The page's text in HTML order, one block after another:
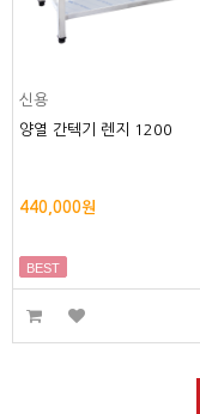
신용
양열 간텍기 렌지 1200
440,000원
BEST